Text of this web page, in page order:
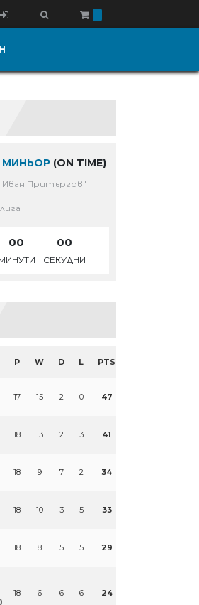
МИНЬОР (ON TIME)
Притъргов"
00 00
СЕКУДНИ
P W D L PTS
17 15 2 0 47
18 13 2 3 41
18 9 7 2 34
18 10 3 5 33
18 8 5 5 29
18 6 6 6 24